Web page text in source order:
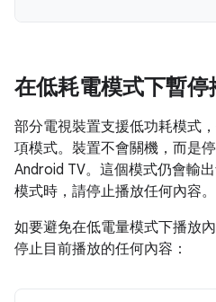
在低耗電模式下暫停
部分電視裝置支援低功耗模式
項模式。裝置不會關機，而是
Android TV。這個模式仍會輸
模式時，請停止播放任何內容。
如要避免在低電量模式下播放
停止目前播放的任何內容：